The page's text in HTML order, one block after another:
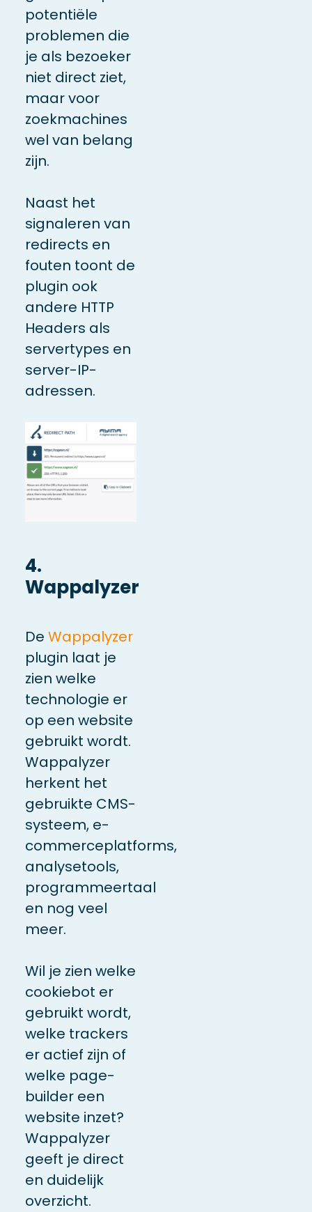
potentiële
problemen die
je als bezoeker
niet direct ziet,
maar voor
zoekmachines
wel van belang
zijn.
Naast het
signaleren van
redirects en
fouten toont de
plugin ook
andere HTTP
Headers als
servertypes en
server-IP-
adressen.
4.
Wappalyzer
De Wappalyzer
plugin laat je
zien welke
technologie er
op een website
gebruikt wordt.
Wappalyzer
herkent het
gebruikte CMS-
systeem, e-
commerceplatforms,
analysetools,
programmeertaal
en nog veel
meer.
Wil je zien welke
cookiebot er
gebruikt wordt,
welke trackers
er actief zijn of
welke page-
builder een
website inzet?
Wappalyzer
geeft je direct
en duidelijk
overzicht.